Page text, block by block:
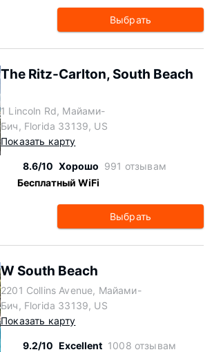
Выбрать
The Ritz-Carlton, South Beach
1 Lincoln Rd, Майами-
Бич, Florida 33139, US
Показать карту
8.6/10 Хорошо 991 отзывам
Бесплатный WiFi
Выбрать
W South Beach
2201 Collins Avenue, Майами-
Бич, Florida 33139, US
Показать карту
9.2/10 Excellent 1008 отзывам